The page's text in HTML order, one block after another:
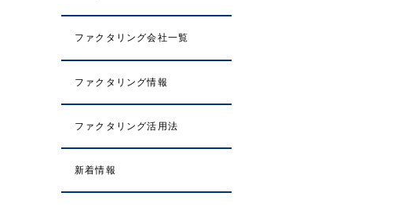
ファクタリング会社一覧
ファクタリング情報
ファクタリング活用法
新着情報